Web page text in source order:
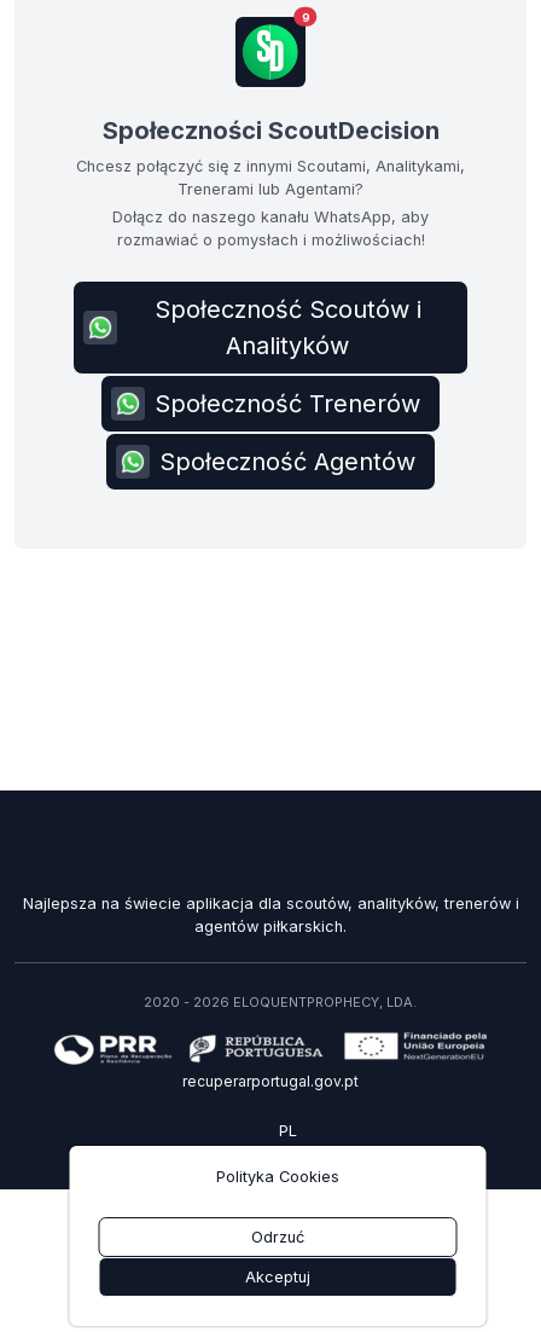
9
Społeczności ScoutDecision
Chcesz połączyć się z innymi Scoutami, Analitykami,
Trenerami lub Agentami?
Dołącz do naszego kanału WhatsApp, aby
rozmawiać o pomysłach i możliwościach!
Społeczność Scoutów i
Analityków
Społeczność Trenerów
Społeczność Agentów
Polityka Cookies
Odrzuć
Akceptuj
Najlepsza na świecie aplikacja dla scoutów, analityków, trenerów i
agentów piłkarskich.
2020 - 2026 ELOQUENTPROPHECY, LDA.
recuperarportugal.gov.pt
PL